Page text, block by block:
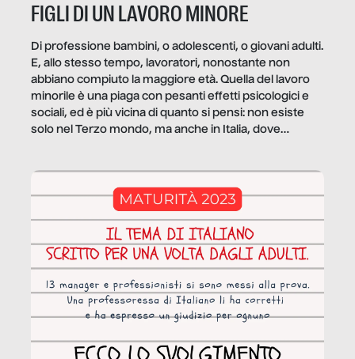
FIGLI DI UN LAVORO MINORE
Di professione bambini, o adolescenti, o giovani adulti.
E, allo stesso tempo, lavoratori, nonostante non
abbiano compiuto la maggiore età. Quella del lavoro
minorile è una piaga con pesanti effetti psicologici e
sociali, ed è più vicina di quanto si pensi: non esiste
solo nel Terzo mondo, ma anche in Italia, dove